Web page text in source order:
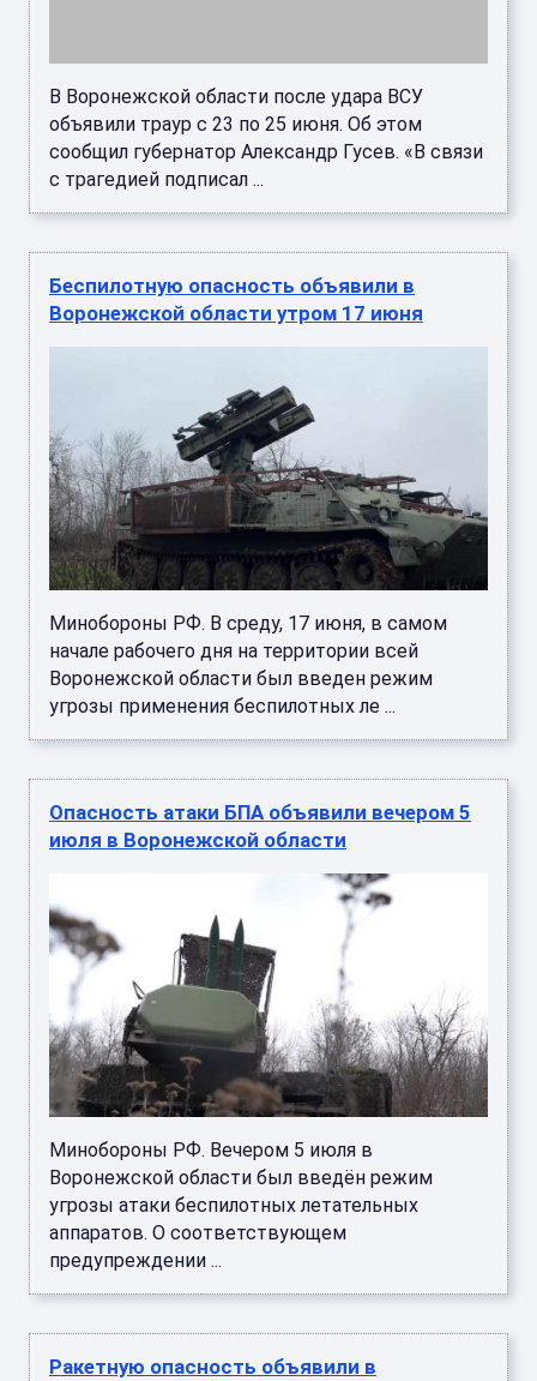
В Воронежской области после удара ВСУ
объявили траур с 23 по 25 июня. Об этом
сообщил губернатор Александр Гусев. «В связи
с трагедией подписал ...
Беспилотную опасность объявили в
Воронежской области утром 17 июня
Минобороны РФ. В среду, 17 июня, в самом
начале рабочего дня на территории всей
Воронежской области был введен режим
угрозы применения беспилотных ле ...
Опасность атаки БПА объявили вечером 5
июля в Воронежской области
Минобороны РФ. Вечером 5 июля в
Воронежской области был введён режим
угрозы атаки беспилотных летательных
аппаратов. О соответствующем
предупреждении ...
Ракетную опасность объявили в